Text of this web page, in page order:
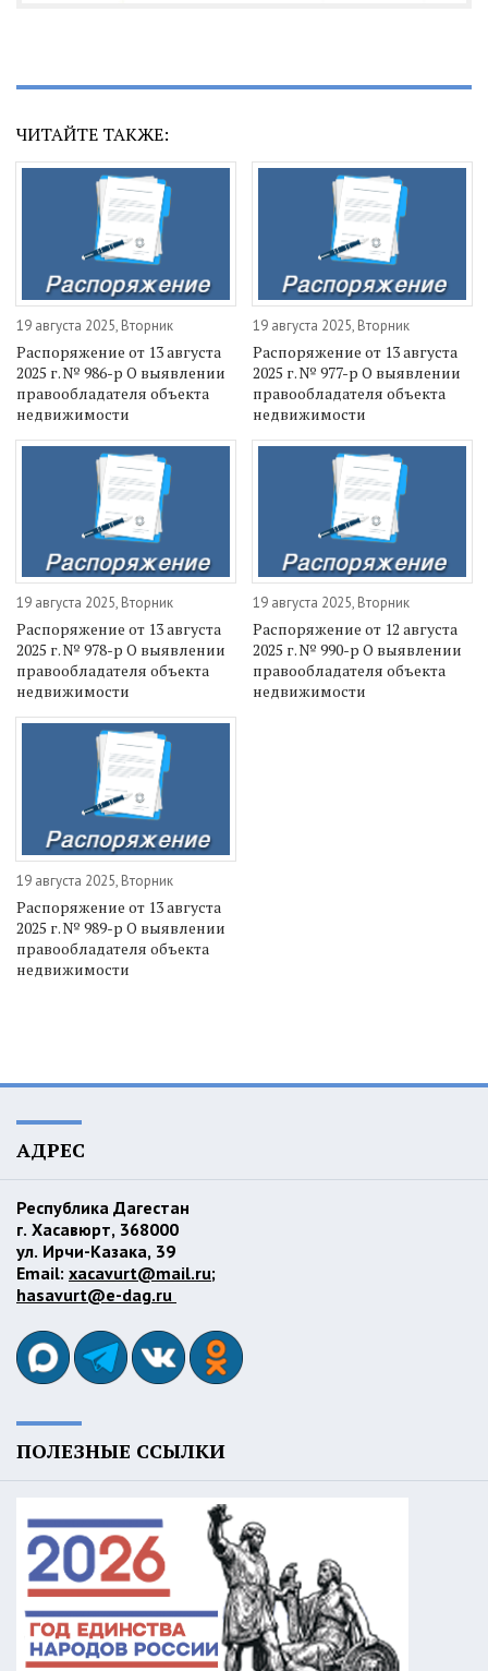
ЧИТАЙТЕ ТАКЖЕ:
19 августа 2025, Вторник
Распоряжение от 13 августа
2025 г. № 986-р О выявлении
правообладателя объекта
недвижимости
19 августа 2025, Вторник
Распоряжение от 13 августа
2025 г. № 977-р О выявлении
правообладателя объекта
недвижимости
19 августа 2025, Вторник
Распоряжение от 13 августа
2025 г. № 978-р О выявлении
правообладателя объекта
недвижимости
19 августа 2025, Вторник
Распоряжение от 12 августа
2025 г. № 990-р О выявлении
правообладателя объекта
недвижимости
19 августа 2025, Вторник
Распоряжение от 13 августа
2025 г. № 989-р О выявлении
правообладателя объекта
недвижимости
АДРЕС
Республика Дагестан
г. Хасавюрт, 368000
ул. Ирчи-Казака, 39
Email: xacavurt@mail.ru;
hasavurt@e-dag.ru
ПОЛЕЗНЫЕ ССЫЛКИ